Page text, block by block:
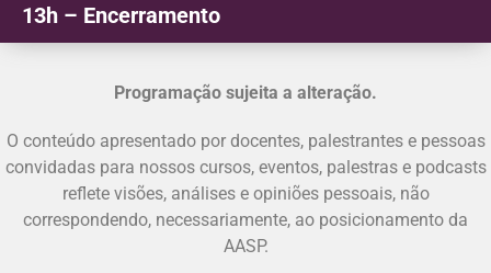
13h – Encerramento
Programação sujeita a alteração.
O conteúdo apresentado por docentes, palestrantes e pessoas
convidadas para nossos cursos, eventos, palestras e podcasts
reflete visões, análises e opiniões pessoais, não
correspondendo, necessariamente, ao posicionamento da
AASP.